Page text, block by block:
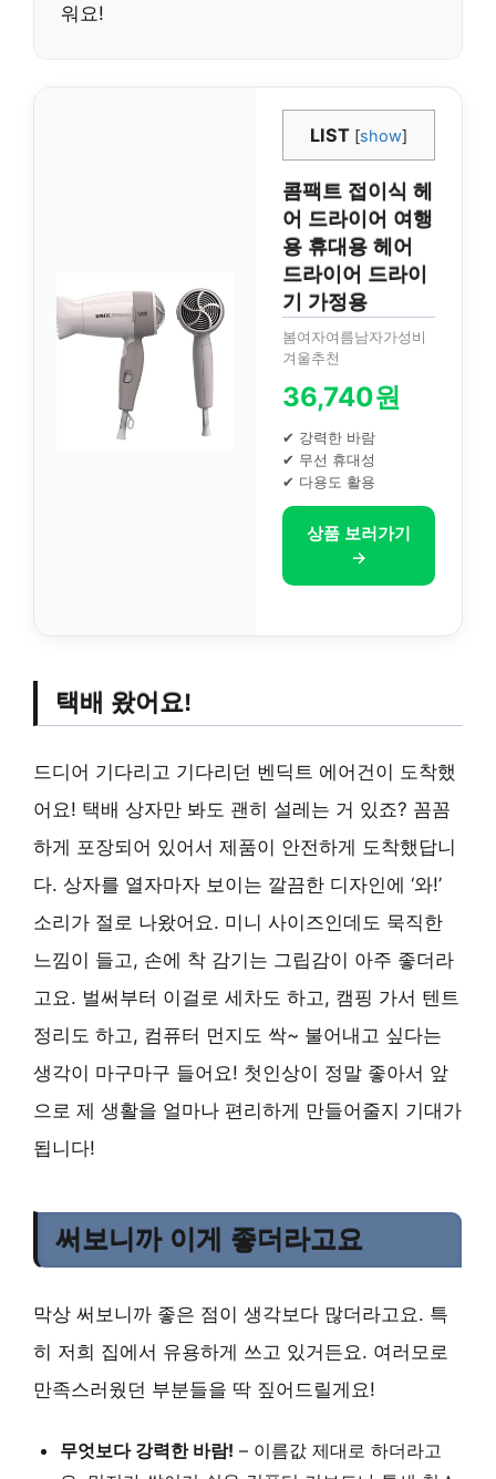
워요!
LIST [show]
콤팩트 접이식 헤
어 드라이어 여행
용 휴대용 헤어
드라이어 드라이
기 가정용
봄여자여름남자가성비
겨울추천
36,740원
✔ 강력한 바람
✔ 무선 휴대성
✔ 다용도 활용
상품 보러가기
→
택배 왔어요!
드디어 기다리고 기다리던 벤딕트 에어건이 도착했
어요! 택배 상자만 봐도 괜히 설레는 거 있죠? 꼼꼼
하게 포장되어 있어서 제품이 안전하게 도착했답니
다. 상자를 열자마자 보이는 깔끔한 디자인에 ‘와!’
소리가 절로 나왔어요. 미니 사이즈인데도 묵직한
느낌이 들고, 손에 착 감기는 그립감이 아주 좋더라
고요. 벌써부터 이걸로 세차도 하고, 캠핑 가서 텐트
정리도 하고, 컴퓨터 먼지도 싹~ 불어내고 싶다는
생각이 마구마구 들어요! 첫인상이 정말 좋아서 앞
으로 제 생활을 얼마나 편리하게 만들어줄지 기대가
됩니다!
써보니까 이게 좋더라고요
막상 써보니까 좋은 점이 생각보다 많더라고요. 특
히 저희 집에서 유용하게 쓰고 있거든요. 여러모로
만족스러웠던 부분들을 딱 짚어드릴게요!
무엇보다 강력한 바람! – 이름값 제대로 하더라고